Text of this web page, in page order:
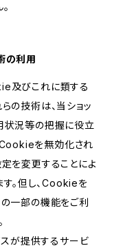
の利用
及びこれに類する
の技術は、当ショッ
状況等の把握に役立
Cookieを無効化され
を変更することによ
。但し、Cookieを
の一部の機能をご利
スが提供するサービ